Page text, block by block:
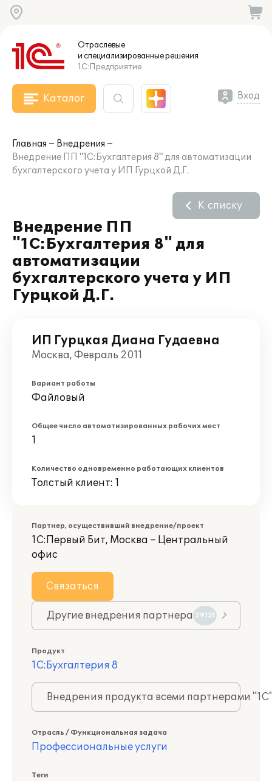
Отраслевые
и специализированныерешения
1С:Предприятие
Каталог Вход
Главная
Внедрения
Внедрение ПП "1С:Бухгалтерия 8" для автоматизации
бухгалтерского учета у ИП Гурцкой Д.Г.
Внедрение ПП
"1С:Бухгалтерия 8" для
автоматизации
бухгалтерского учета у ИП
Гурцкой Д.Г.
К списку
ИП Гурцкая Диана Гудаевна
Москва, Февраль 2011
Вариант работы
Файловый
Общее число автоматизированных рабочих мест
1
Количество одновременно работающих клиентов
Толстый клиент: 1
Партнер, осуществивший внедрение/проект
1С:Первый Бит, Москва – Центральный
офис
Связаться
Другие внедрения партнера 29151
Продукт
1С:Бухгалтерия 8
Внедрения продукта всеми партнерами
Отрасль / Функциональная задача
Профессиональные услуги
Теги